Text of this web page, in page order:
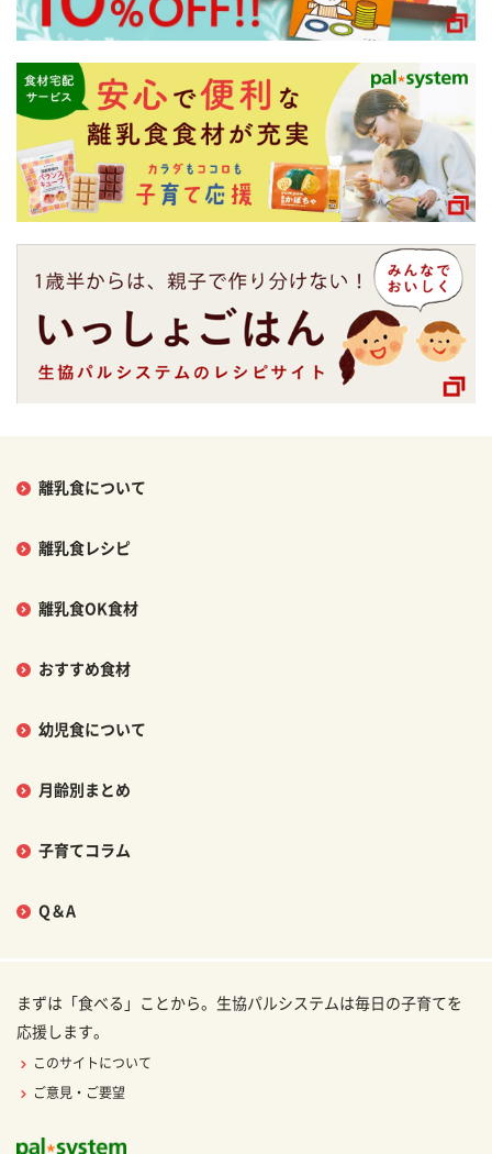
離乳食について
離乳食レシピ
離乳食OK食材
おすすめ食材
幼児食について
月齢別まとめ
子育てコラム
Q＆A
まずは「食べる」ことから。生協パルシステムは毎日の子育てを
応援します。
このサイトについて
ご意見・ご要望